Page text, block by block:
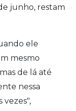
junho, restam
ele
mesmo
de lá até
nessa